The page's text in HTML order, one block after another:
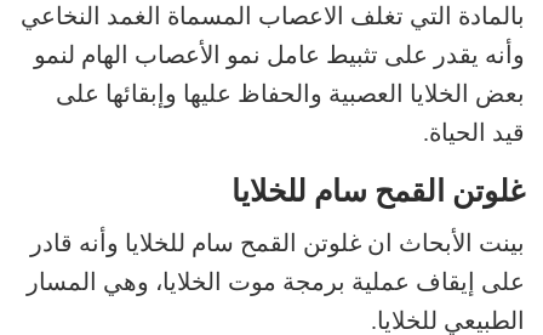
بالمادة التي تغلف الاعصاب المسماة الغمد النخاعي
وأنه يقدر على تثبيط عامل نمو الأعصاب الهام لنمو
بعض الخلايا العصبية والحفاظ عليها وإبقائها على
قيد الحياة.
غلوتن القمح سام للخلايا
بينت الأبحاث ان غلوتن القمح سام للخلايا وأنه قادر
على إيقاف عملية برمجة موت الخلايا، وهي المسار
الطبيعي للخلايا.